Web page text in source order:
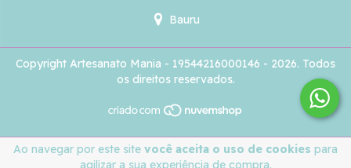
Ao navegar por este site você aceita o uso de cookies para
agilizar a sua experiência de compra.
Bauru
Copyright Artesanato Mania - 19544216000146 - 2026. Todos
os direitos reservados.